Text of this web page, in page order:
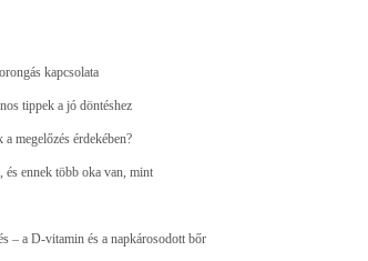
kapcsolata
tippek a jó döntéshez
megelőzés érdekében?
ennek több oka van, mint
– a D-vitamin és a napkárosodott bőr